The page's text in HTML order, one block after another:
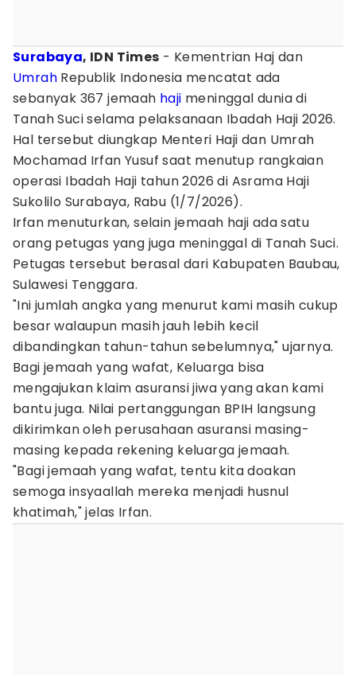
Surabaya, IDN Times - Kementrian Haj dan
Umrah Republik Indonesia mencatat ada
sebanyak 367 jemaah haji meninggal dunia di
Tanah Suci selama pelaksanaan Ibadah Haji 2026.
Hal tersebut diungkap Menteri Haji dan Umrah
Mochamad Irfan Yusuf saat menutup rangkaian
operasi Ibadah Haji tahun 2026 di Asrama Haji
Sukolilo Surabaya, Rabu (1/7/2026).
Irfan menuturkan, selain jemaah haji ada satu
orang petugas yang juga meninggal di Tanah Suci.
Petugas tersebut berasal dari Kabupaten Baubau,
Sulawesi Tenggara.
"Ini jumlah angka yang menurut kami masih cukup
besar walaupun masih jauh lebih kecil
dibandingkan tahun-tahun sebelumnya," ujarnya.
Bagi jemaah yang wafat, Keluarga bisa
mengajukan klaim asuransi jiwa yang akan kami
bantu juga. Nilai pertanggungan BPIH langsung
dikirimkan oleh perusahaan asuransi masing-
masing kepada rekening keluarga jemaah.
"Bagi jemaah yang wafat, tentu kita doakan
semoga insyaallah mereka menjadi husnul
khatimah," jelas Irfan.